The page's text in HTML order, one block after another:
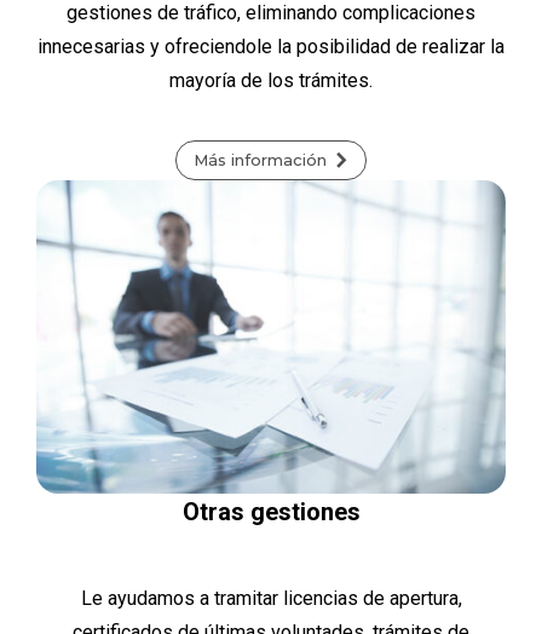
gestiones de tráfico, eliminando complicaciones
innecesarias y ofreciendole la posibilidad de realizar la
mayoría de los trámites.
Más información
Otras gestiones
Le ayudamos a tramitar licencias de apertura,